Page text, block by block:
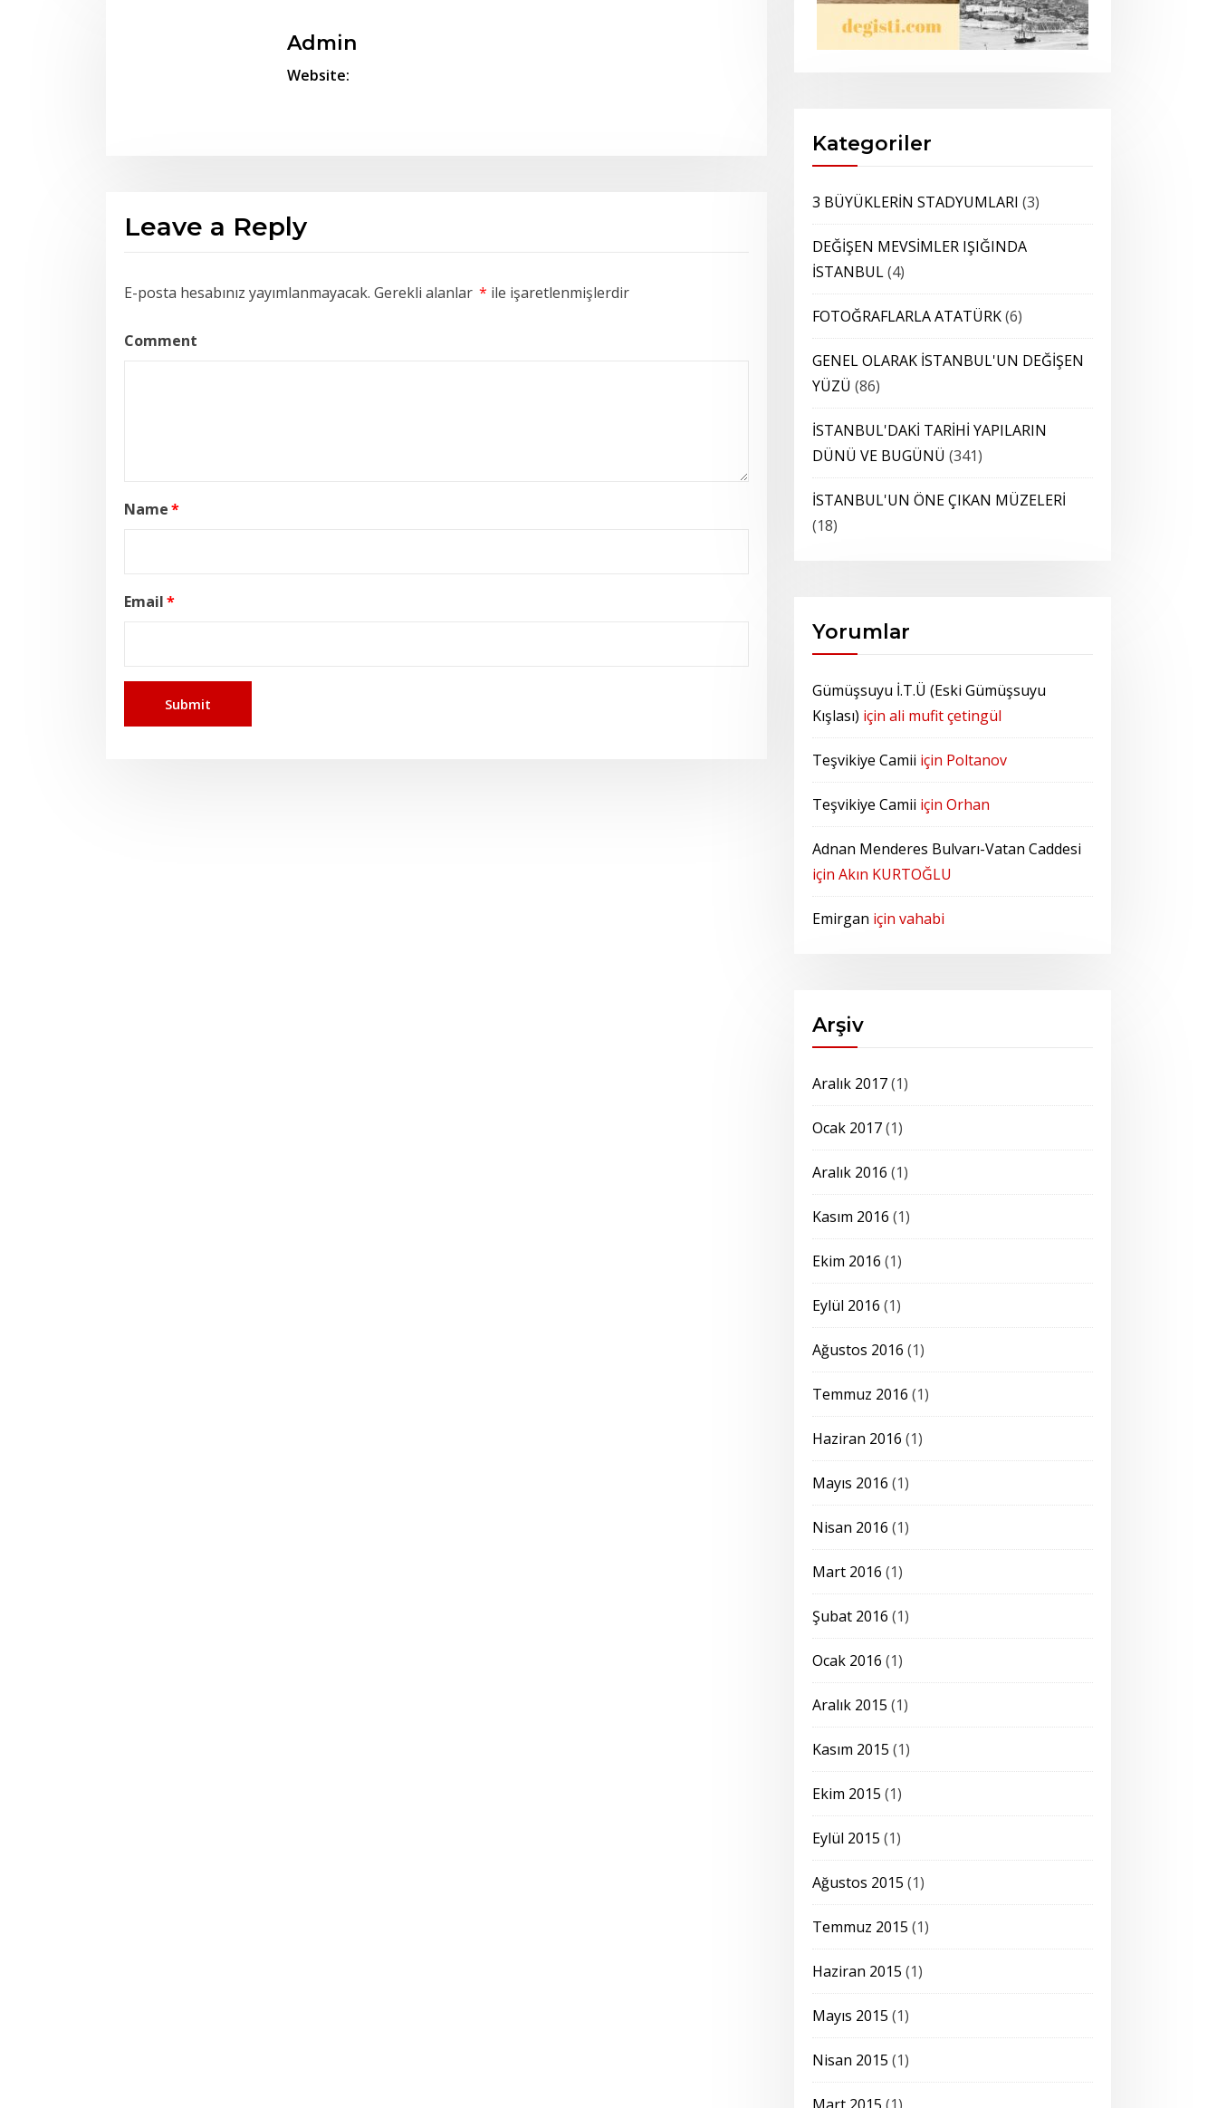
Admin
Website:
Leave a Reply
E-posta hesabınız yayımlanmayacak. Gerekli alanlar * ile işaretlenmişlerdir
Comment
Name*
Email*
Kategoriler
3 BÜYÜKLERİN STADYUMLARI (3)
DEĞİŞEN MEVSİMLER IŞIĞINDA
İSTANBUL(4)
FOTOĞRAFLARLA ATATÜRK(6)
GENEL OLARAK İSTANBUL'UN DEĞİŞEN
YÜZÜ (86)
İSTANBUL'DAKİ TARİHİ YAPILARIN
DÜNÜ VE BUGÜNÜ (341)
İSTANBUL'UN ÖNE ÇIKAN MÜZELERİ
(18)
Yorumlar
Gümüşsuyu İ.T.Ü (Eski Gümüşsuyu
Kışlası) için ali mufit çetingül
Teşvikiye Camii için Poltanov
Teşvikiye Camii için Orhan
Adnan Menderes Bulvarı-Vatan Caddesi
için Akın KURTOĞLU
Emirgan için vahabi
Arşiv
Aralık 2017(1)
Ocak 2017(1)
Aralık 2016 (1)
Kasım 2016 (1)
Ekim 2016 (1)
Eylül 2016 (1)
Ağustos 2016 (1)
Temmuz 2016 (1)
Haziran 2016 (1)
Mayıs 2016 (1)
Nisan 2016 (1)
Mart 2016 (1)
Şubat 2016 (1)
Ocak 2016 (1)
Aralık 2015 (1)
Kasım 2015 (1)
Ekim 2015 (1)
Eylül 2015 (1)
Ağustos 2015 (1)
Temmuz 2015 (1)
Haziran 2015 (1)
Mayıs 2015 (1)
Nisan 2015 (1)